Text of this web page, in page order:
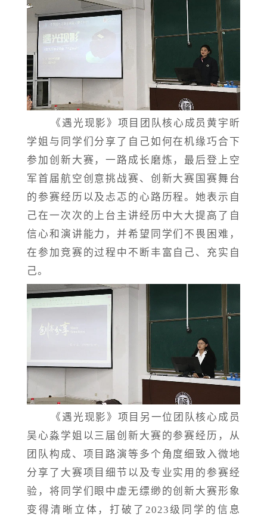
《遇光现影》项目团队核心成员黄宇昕
学姐与同学们分享了自己如何在机缘巧合下
参加创新大赛，一路成长磨炼，最后登上空
军首届航空创意挑战赛、创新大赛国赛舞台
的参赛经历以及忐忑的心路历程。她表示自
己在一次次的上台主讲经历中大大提高了自
信心和演讲能力，并希望同学们不畏困难，
在参加竞赛的过程中不断丰富自己、充实自
己。
《遇光现影》项目另一位团队核心成员
吴心淼学姐以三届创新大赛的参赛经历，从
团队构成、项目路演等多个角度细致入微地
分享了大赛项目细节以及专业实用的参赛经
验，将同学们眼中虚无缥缈的创新大赛形象
变得清晰立体，打破了 2023级同学的信息